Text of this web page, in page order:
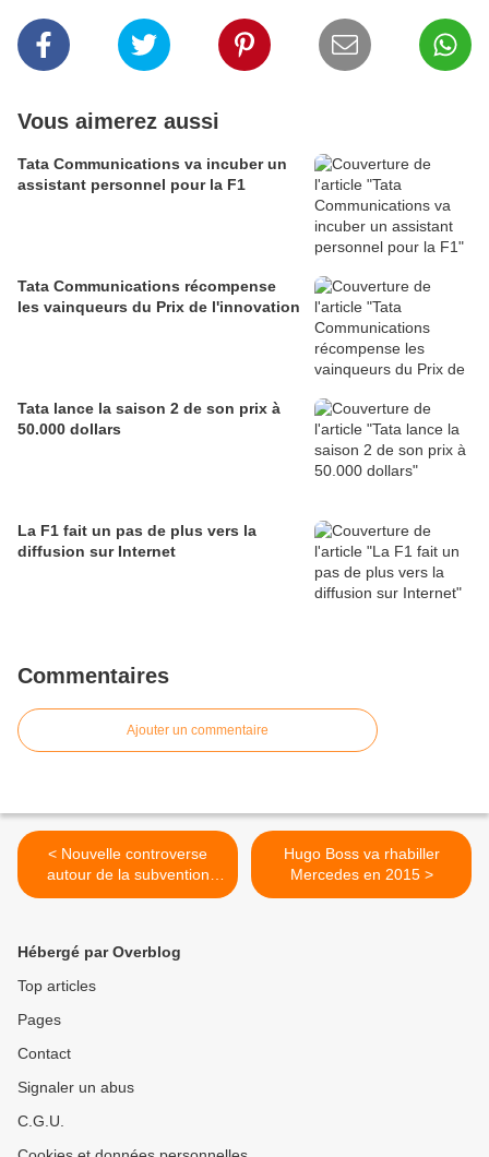
Vous aimerez aussi
Tata Communications va incuber un
assistant personnel pour la F1
Tata Communications récompense
les vainqueurs du Prix de l'innovation
Tata lance la saison 2 de son prix à
50.000 dollars
La F1 fait un pas de plus vers la
diffusion sur Internet
Commentaires
Ajouter un commentaire
< Nouvelle controverse
autour de la subvention
publique à Austin
Hugo Boss va rhabiller
Mercedes en 2015 >
Hébergé par Overblog
Top articles
Pages
Contact
Signaler un abus
C.G.U.